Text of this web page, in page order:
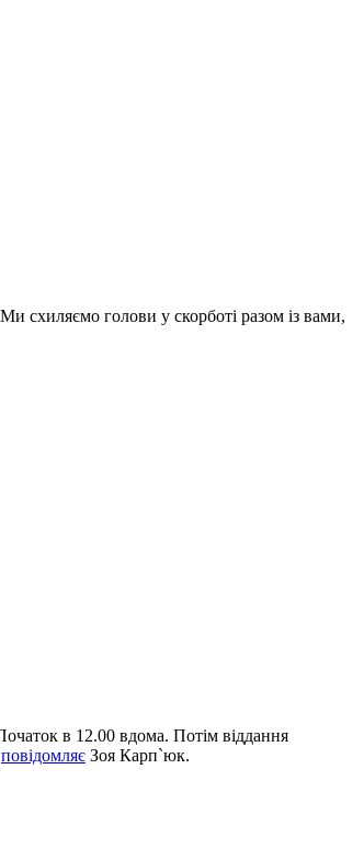
схиляємо голови у скорботі разом із вами,
в 12.00 вдома. Потім віддання
повідомляє Зоя Карп`юк.